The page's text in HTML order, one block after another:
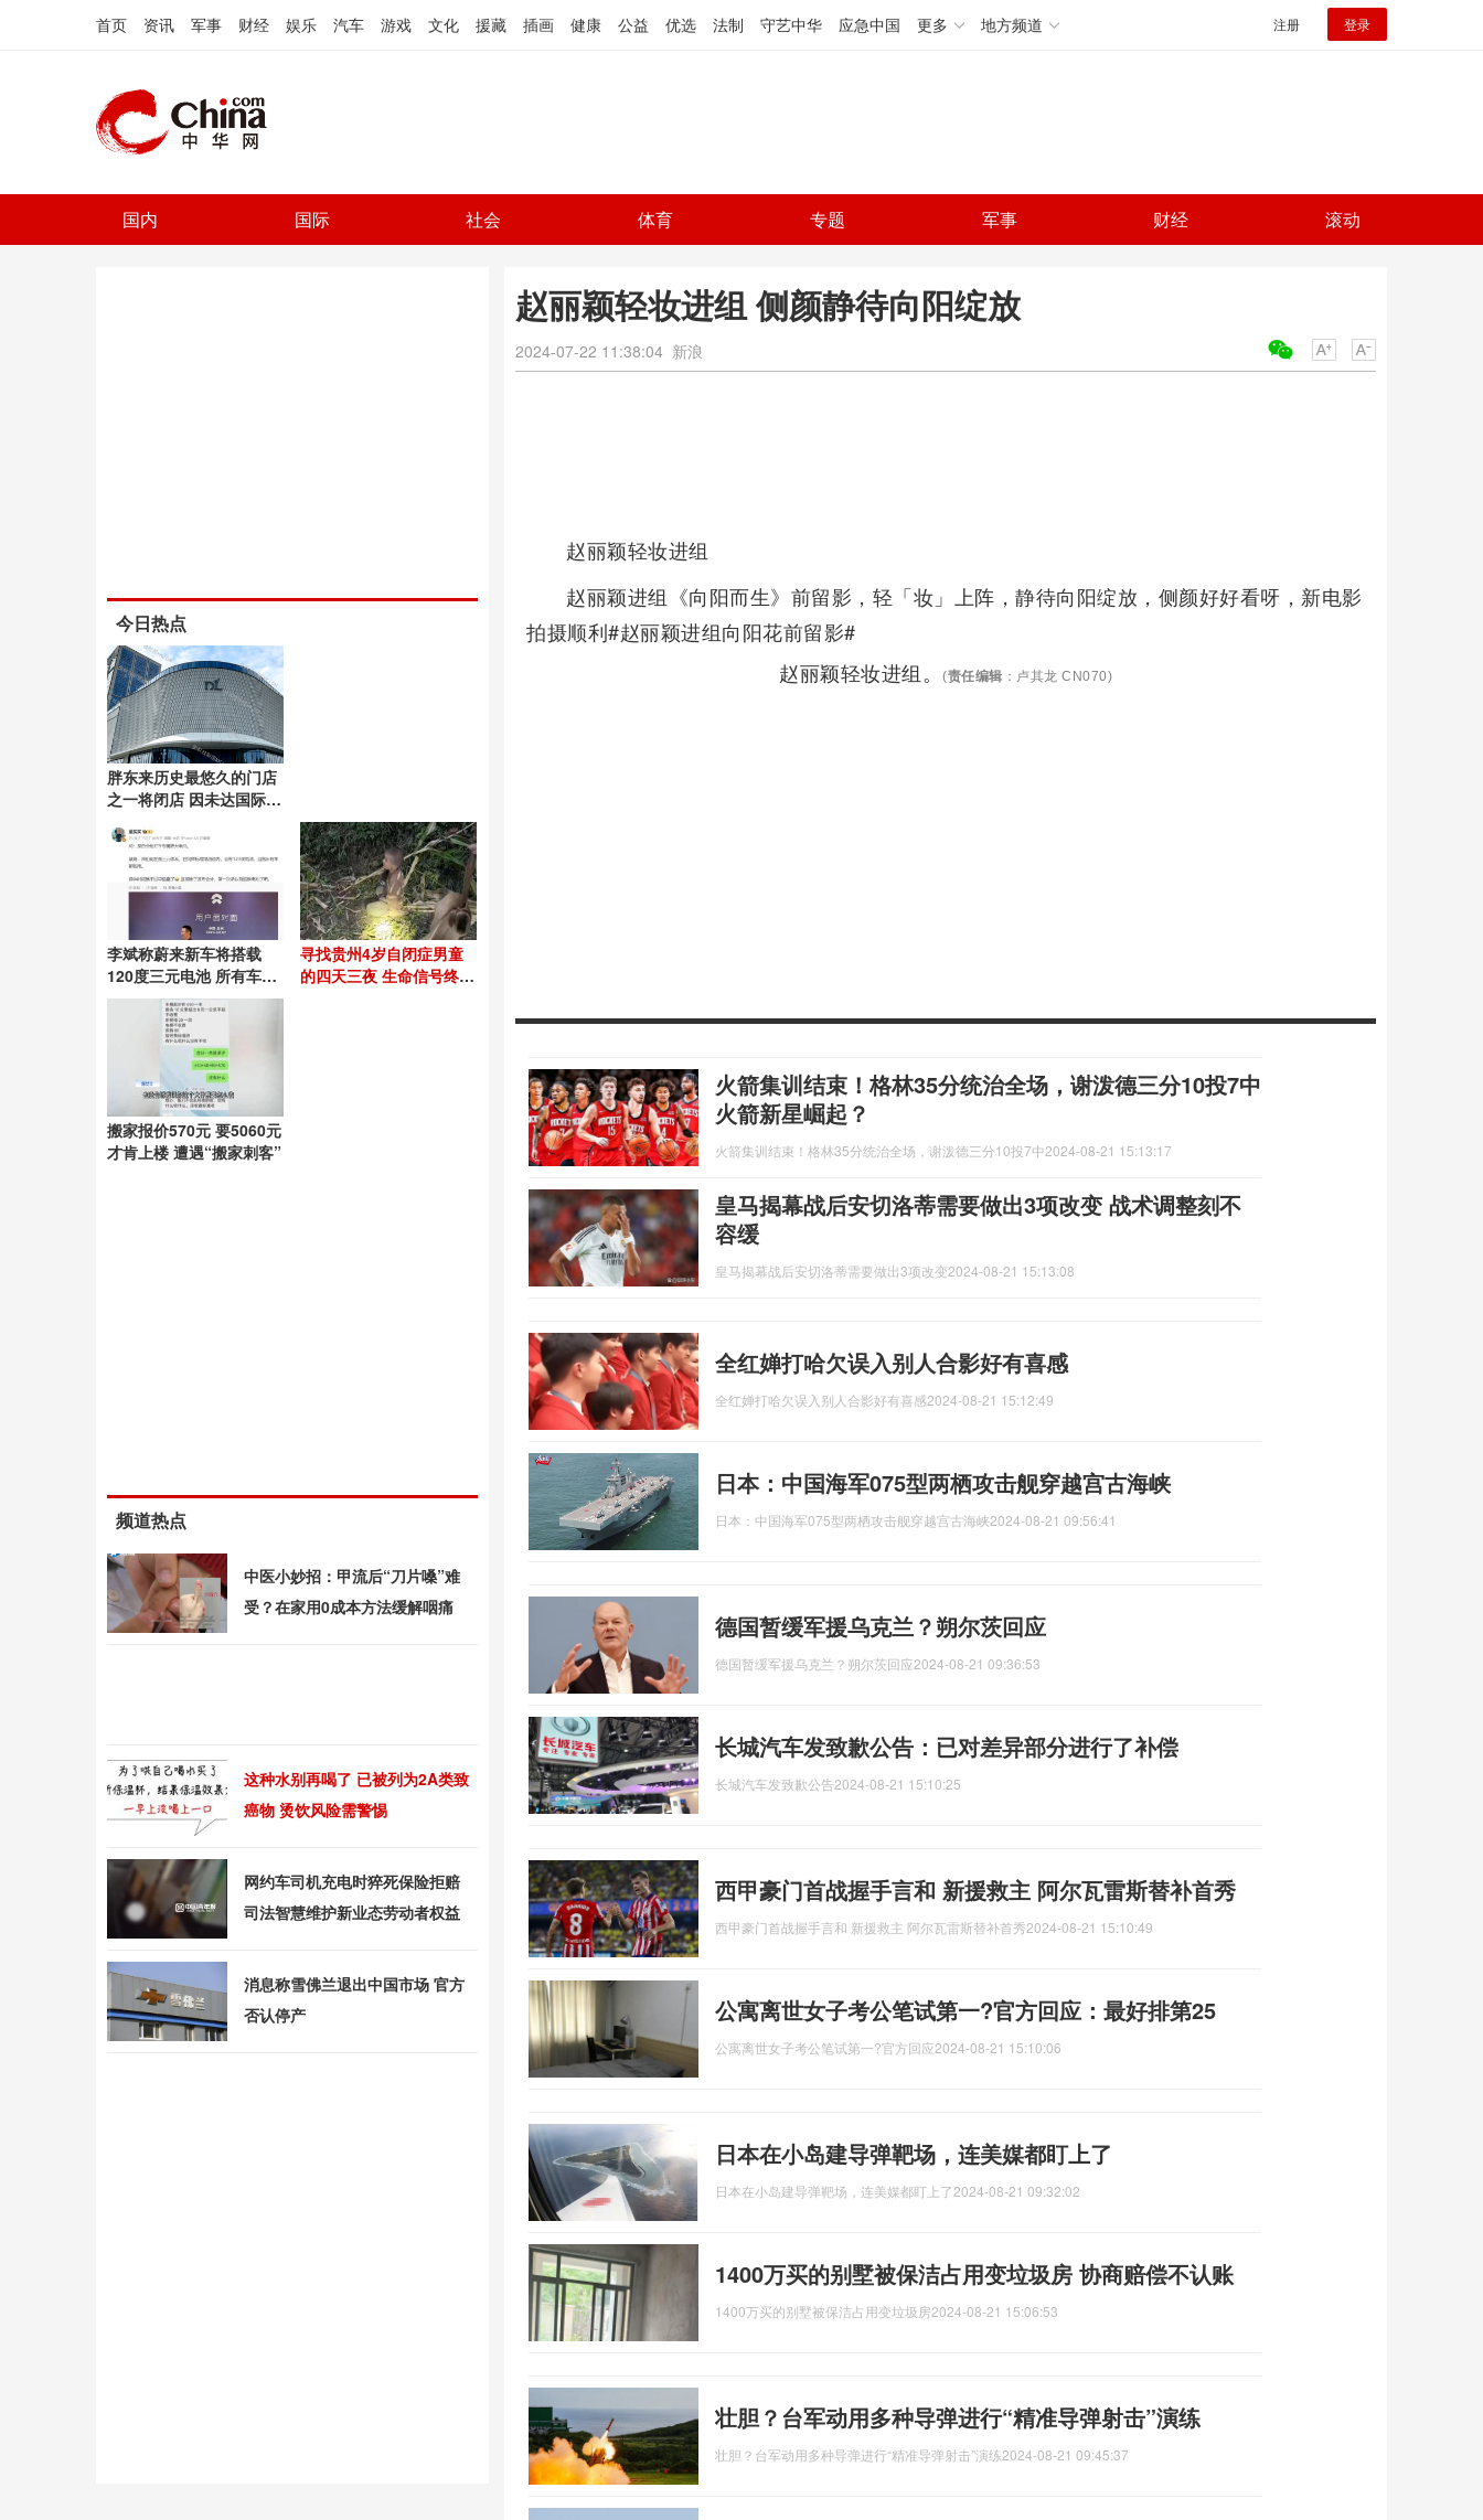
首页 资讯 军事 财经 娱乐 汽车 游戏 文化 援藏 插画 健康 公益 优选 法制 守艺中华 应急中国 更多 地方频道 注册 登录
国内 国际 社会 体育 专题 军事 财经 滚动
赵丽颖轻妆进组 侧颜静待向阳绽放
2024-07-22 11:38:04 新浪
赵丽颖轻妆进组
赵丽颖进组《向阳而生》前留影，轻「妆」上阵，静待向阳绽放，侧颜好好看呀，新电影
拍摄顺利#赵丽颖进组向阳花前留影#
赵丽颖轻妆进组。
(责任编辑 ：卢其龙 CN070)
火箭集训结束！格林35分统治全场，谢泼德三分10投7中
火箭新星崛起？
火箭集训结束！格林35分统治全场，谢泼德三分10投7中2024-08-21 15:13:17
皇马揭幕战后安切洛蒂需要做出3项改变 战术调整刻不
容缓
皇马揭幕战后安切洛蒂需要做出3项改变2024-08-21 15:13:08
全红婵打哈欠误入别人合影好有喜感
全红婵打哈欠误入别人合影好有喜感2024-08-21 15:12:49
日本：中国海军075型两栖攻击舰穿越宫古海峡
日本：中国海军075型两栖攻击舰穿越宫古海峡2024-08-21 09:56:41
德国暂缓军援乌克兰？朔尔茨回应
德国暂缓军援乌克兰？朔尔茨回应2024-08-21 09:36:53
长城汽车发致歉公告：已对差异部分进行了补偿
长城汽车发致歉公告2024-08-21 15:10:25
西甲豪门首战握手言和 新援救主 阿尔瓦雷斯替补首秀
西甲豪门首战握手言和 新援救主 阿尔瓦雷斯替补首秀2024-08-21 15:10:49
公寓离世女子考公笔试第一?官方回应：最好排第25
公寓离世女子考公笔试第一?官方回应2024-08-21 15:10:06
日本在小岛建导弹靶场，连美媒都盯上了
日本在小岛建导弹靶场，连美媒都盯上了2024-08-21 09:32:02
1400万买的别墅被保洁占用变垃圾房 协商赔偿不认账
1400万买的别墅被保洁占用变垃圾房2024-08-21 15:06:53
壮胆？台军动用多种导弹进行“精准导弹射击”演练
壮胆？台军动用多种导弹进行“精准导弹射击”演练2024-08-21 09:45:37
今日热点
胖东来历史最悠久的门店
之一将闭店 因未达国际一
李斌称蔚来新车将搭载
120度三元电池 所有车型
通用
寻找贵州4岁自闭症男童
的四天三夜 生命信号终被
搬家报价570元 要5060元
才肯上楼 遭遇“搬家刺客”
频道热点
中医小妙招：甲流后“刀片嗓”难
受？在家用0成本方法缓解咽痛
这种水别再喝了 已被列为2A类致
癌物 烫饮风险需警惕
网约车司机充电时猝死保险拒赔
司法智慧维护新业态劳动者权益
消息称雪佛兰退出中国市场 官方
否认停产